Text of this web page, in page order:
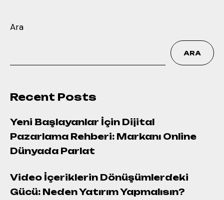
Ara
ARA
Recent Posts
Yeni Başlayanlar İçin Dijital
Pazarlama Rehberi: Markanı Online
Dünyada Parlat
Video İçeriklerin Dönüşümlerdeki
Gücü: Neden Yatırım Yapmalısın?